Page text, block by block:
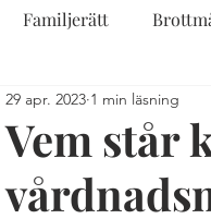
Familjerätt
Vem står
29 apr. 2023 1 min läsning